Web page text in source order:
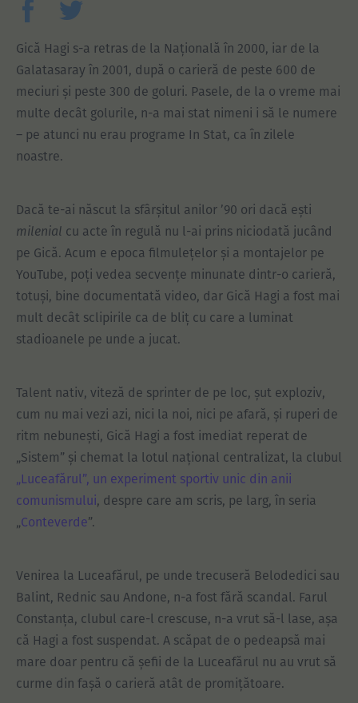
Gică Hagi s-a retras de la Națională în 2000, iar de la
Galatasaray în 2001, după o carieră de peste 600 de
meciuri și peste 300 de goluri. Pasele, de la o vreme mai
multe decât golurile, n-a mai stat nimeni i să le numere
– pe atunci nu erau programe In Stat, ca în zilele
noastre.
Dacă te-ai născut la sfârșitul anilor ’90 ori dacă ești
milenial cu acte în regulă nu l-ai prins niciodată jucând
pe Gică. Acum e epoca filmulețelor și a montajelor pe
YouTube, poți vedea secvențe minunate dintr-o carieră,
totuși, bine documentată video, dar Gică Hagi a fost mai
mult decât sclipirile ca de bliț cu care a luminat
stadioanele pe unde a jucat.
Talent nativ, viteză de sprinter de pe loc, șut exploziv,
cum nu mai vezi azi, nici la noi, nici pe afară, și ruperi de
ritm nebunești, Gică Hagi a fost imediat reperat de
„Sistem” și chemat la lotul național centralizat, la clubul
„Luceafărul”, un experiment sportiv unic din anii
comunismului, despre care am scris, pe larg, în seria
„Conteverde”.
Venirea la Luceafărul, pe unde trecuseră Belodedici sau
Balint, Rednic sau Andone, n-a fost fără scandal. Farul
Constanța, clubul care-l crescuse, n-a vrut să-l lase, așa
că Hagi a fost suspendat. A scăpat de o pedeapsă mai
mare doar pentru că șefii de la Luceafărul nu au vrut să
curme din fașă o carieră atât de promițătoare.